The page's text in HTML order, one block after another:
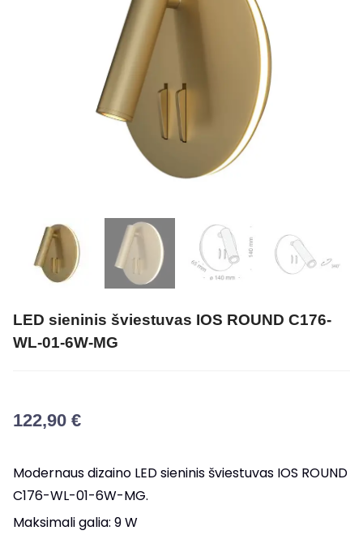
LED sieninis šviestuvas IOS ROUND C176-
WL-01-6W-MG
122,90 €
Modernaus dizaino LED sieninis šviestuvas IOS ROUND
C176-WL-01-6W-MG.
Maksimali galia: 9 W